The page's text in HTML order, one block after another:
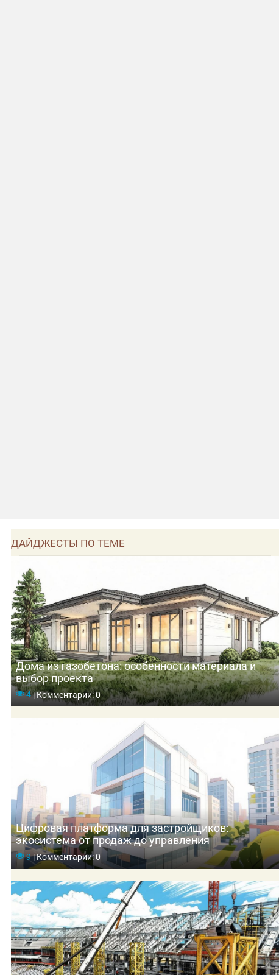
ДАЙДЖЕСТЫ ПО ТЕМЕ
Дома из газобетона: особенности материала и
выбор проекта
4|Комментарии: 0
Цифровая платформа для застройщиков:
экосистема от продаж до управления
9|Комментарии: 0